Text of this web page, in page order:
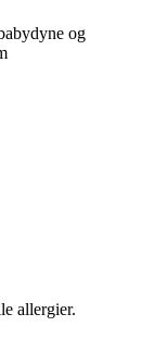
og
allergier.